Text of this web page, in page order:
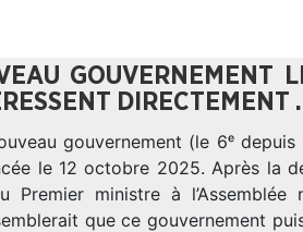
GOUVERNEMENT
DIRECTEMENT
gouvernement (le 6ᵉ depuis
le 12 octobre 2025. Après la
Premier ministre à l’Assemblée
que ce gouvernement